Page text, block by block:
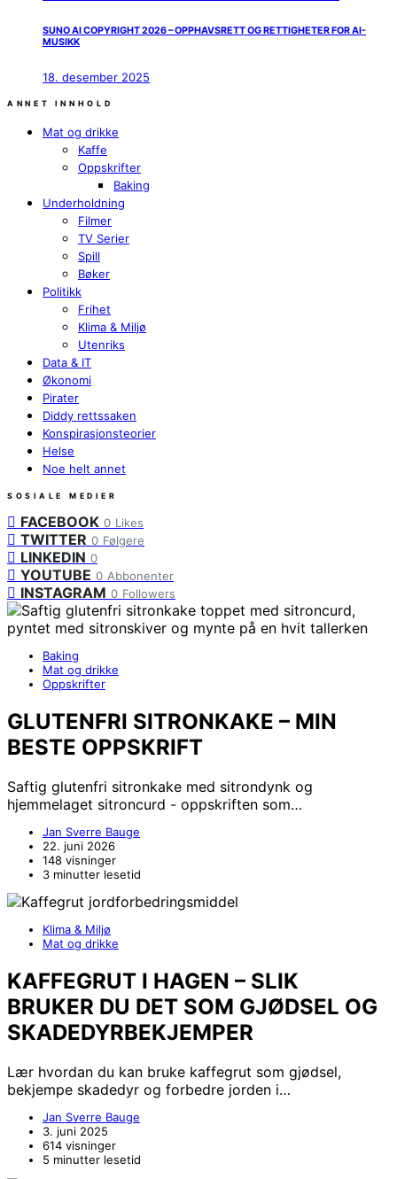
SUNO AI COPYRIGHT 2026 – OPPHAVSRETT OG RETTIGHETER FOR AI-
MUSIKK
18. desember 2025
ANNET INNHOLD
Mat og drikke
Kaffe
Oppskrifter
Baking
Underholdning
Filmer
TV Serier
Spill
Bøker
Politikk
Frihet
Klima & Miljø
Utenriks
Data & IT
Økonomi
Pirater
Diddy rettssaken
Konspirasjonsteorier
Helse
Noe helt annet
SOSIALE MEDIER
FACEBOOK 0 Likes
TWITTER 0 Følgere
LINKEDIN 0
YOUTUBE 0 Abbonenter
INSTAGRAM 0 Followers
Baking
Mat og drikke
Oppskrifter
GLUTENFRI SITRONKAKE – MIN
BESTE OPPSKRIFT
Saftig glutenfri sitronkake med sitrondynk og
hjemmelaget sitroncurd - oppskriften som…
Jan Sverre Bauge
22. juni 2026
148 visninger
3 minutter lesetid
Klima & Miljø
Mat og drikke
KAFFEGRUT I HAGEN – SLIK
BRUKER DU DET SOM GJØDSEL OG
SKADEDYRBEKJEMPER
Lær hvordan du kan bruke kaffegrut som gjødsel,
bekjempe skadedyr og forbedre jorden i…
Jan Sverre Bauge
3. juni 2025
614 visninger
5 minutter lesetid